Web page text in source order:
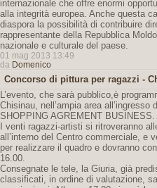
internazionale che offre enormi
alla integrità europea. Anche questa
diaspora la possibilità di contribuire
rappresentante della Repubblica
nazionale e culturale del paese.
01 mag 2013 13:49
da Domenico
Concorso di pittura per ragazzi -
L’evento, che sarà pubblico,è
Chisinau, nell’ampia area
SHOPPING AGREMENT BUSINESS.
I venti ragazzi-artisti si ritroveranno
all’interno del Centro commerciale, e
per realizzare il quadro e dovranno
16.00.
Consegnate le tele, la Giuria, già
classificati, in ordine di valutazione,